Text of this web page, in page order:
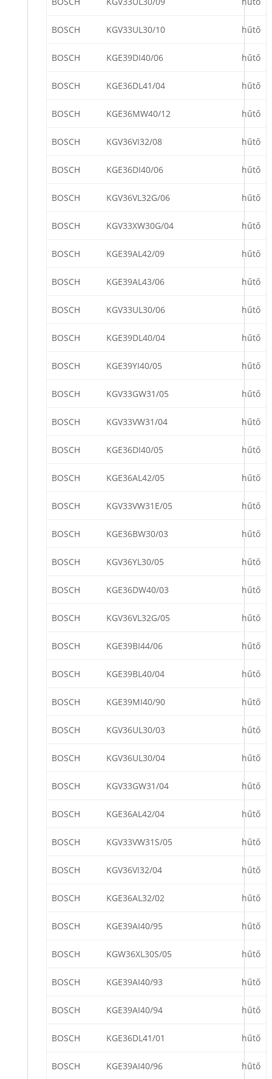
BOSCH KGV33UL30/10 hűtő
BOSCH KGE39DI40/06 hűtő
BOSCH KGE36DL41/04 hűtő
BOSCH KGE36MW40/12 hűtő
BOSCH KGV36VI32/08 hűtő
BOSCH KGE36DI40/06 hűtő
BOSCH KGV36VL32G/06 hűtő
BOSCH KGV33XW30G/04 hűtő
BOSCH KGE39AL42/09 hűtő
BOSCH KGE39AL43/06 hűtő
BOSCH KGV33UL30/06 hűtő
BOSCH KGE39DL40/04 hűtő
BOSCH KGE39YI40/05 hűtő
BOSCH KGV33GW31/05 hűtő
BOSCH KGV33VW31/04 hűtő
BOSCH KGE36DI40/05 hűtő
BOSCH KGE36AL42/05 hűtő
BOSCH KGV33VW31E/05 hűtő
BOSCH KGE36BW30/03 hűtő
BOSCH KGV36YL30/05 hűtő
BOSCH KGE36DW40/03 hűtő
BOSCH KGV36VL32G/05 hűtő
BOSCH KGE39BI44/06 hűtő
BOSCH KGE39BL40/04 hűtő
BOSCH KGE39MI40/90 hűtő
BOSCH KGV36UL30/03 hűtő
BOSCH KGV36UL30/04 hűtő
BOSCH KGV33GW31/04 hűtő
BOSCH KGE36AL42/04 hűtő
BOSCH KGV33VW31S/05 hűtő
BOSCH KGV36VI32/04 hűtő
BOSCH KGE36AL32/02 hűtő
BOSCH KGE39AI40/95 hűtő
BOSCH KGW36XL30S/05 hűtő
BOSCH KGE39AI40/93 hűtő
BOSCH KGE39AI40/94 hűtő
BOSCH KGE36DL41/01 hűtő
BOSCH KGE39AI40/96 hűtő